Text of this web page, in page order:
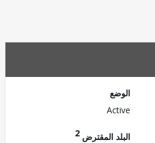
البلد المقترض